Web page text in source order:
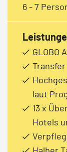
6 - 7
GLOBO
laut
13 x
Hotels